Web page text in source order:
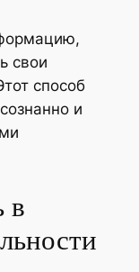
свои
способ
и
в